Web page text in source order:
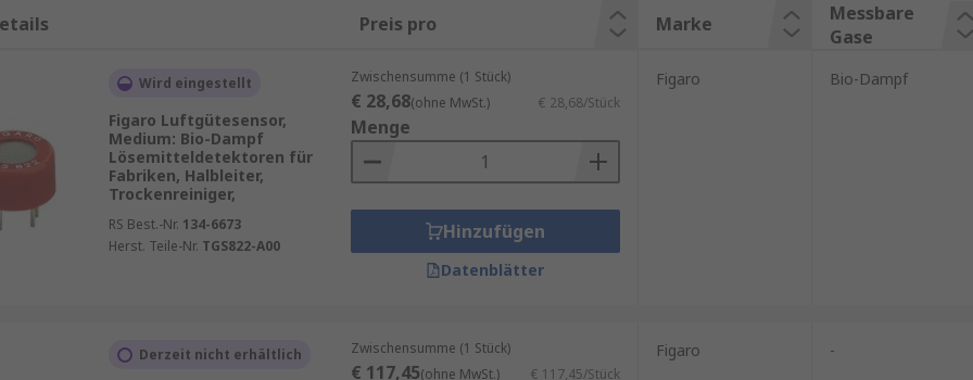
Preis pro Marke
Messbare
Gase
Wird eingestellt
Figaro Luftgütesensor,
Medium: Bio-Dampf
Lösemitteldetektoren für
Fabriken, Halbleiter,
Trockenreiniger,
RS Best.-Nr. 134-6673
Herst. Teile-Nr. TGS822-A00
Zwischensumme (1 Stück)
€ 28,68(ohne MwSt.) € 28,68/Stück
Menge
Hinzufügen
Datenblätter
Figaro Bio-Dampf
Derzeit nicht erhältlich Zwischensumme (1 Stück)
€ 117,45(ohne MwSt.) € 117,45/Stück
Figaro -